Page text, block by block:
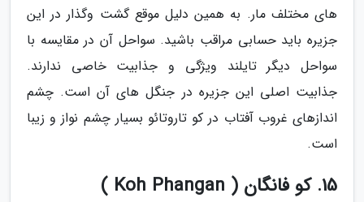
های مختلف مار. به همین دلیل موقع گشت وگذار در این
جزیره باید حسابی مراقب باشید. سواحل آن در مقایسه با
سواحل دیگر تایلند ویژگی و جذابیت خاصی ندارند.
جذابیت اصلی این جزیره در جنگل های آن است. چشم
اندازهای غروب آفتاب در کو تاروتائو بسیار چشم نواز و زیبا
است.
15. کو فانگان ( Koh Phangan )